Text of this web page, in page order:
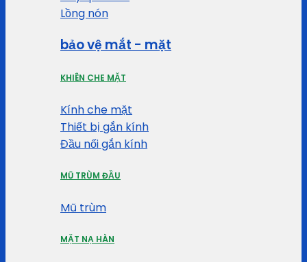
Lồng nón
bảo vệ mắt - mặt
KHIÊN CHE MẶT
Kính che mặt
Thiết bị gắn kính
Đầu nối gắn kính
MŨ TRÙM ĐẦU
Mũ trùm
MẶT NẠ HÀN